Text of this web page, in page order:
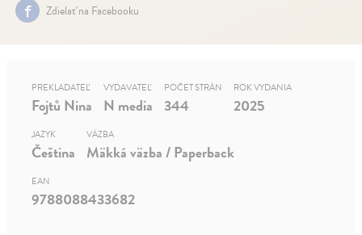
Zdielať na Facebooku
PREKLADATEĽ
Fojtů Nina
VYDAVATEĽ
N media
POČET STRÁN
344
ROK VYDANIA
2025
JAZYK
Čeština
VÄZBA
Mäkká väzba / Paperback
EAN
9788088433682